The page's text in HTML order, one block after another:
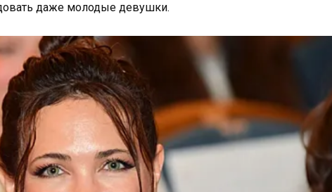
даже молодые девушки.